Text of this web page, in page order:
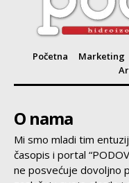
Početna Marketing
O nama
Mi smo mladi tim
časopis i portal
ne posvećuje dovoljno